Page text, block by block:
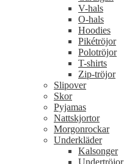
V-hals
O-hals
Hoodies
Pikétröjor
Polotröjor
T-shirts
Zip-tröjor
Slipover
Skor
Pyjamas
Nattskjortor
Morgonrockar
Underkläder
Kalsonger
Undertröjor